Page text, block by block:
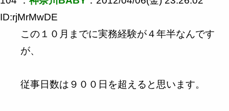
ID:rjMrMwDE
この１０月までに実務経験が４年半なんです
が、
従事日数は９００日を超えると思います。